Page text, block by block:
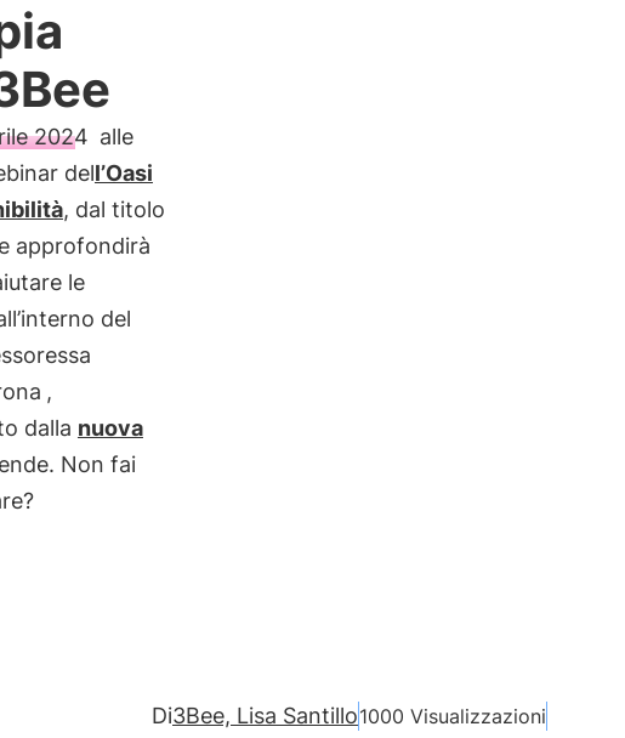
2024 alle
dell’Oasi
, dal titolo
approfondirà
le
del
,
dalla nuova
Non fai
Di3Bee, Lisa Santillo1000 Visualizzazioni